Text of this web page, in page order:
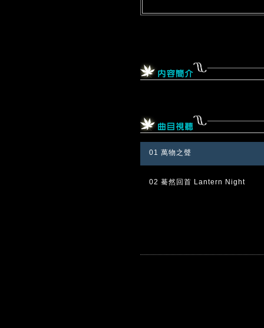
01 萬物之聲
02 驀然回首 Lantern Night